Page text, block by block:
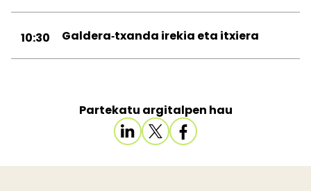
10:30 Galdera‑txanda irekia eta itxiera
Partekatu argitalpen hau